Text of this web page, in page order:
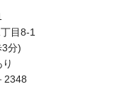
目8-1
分)
2348